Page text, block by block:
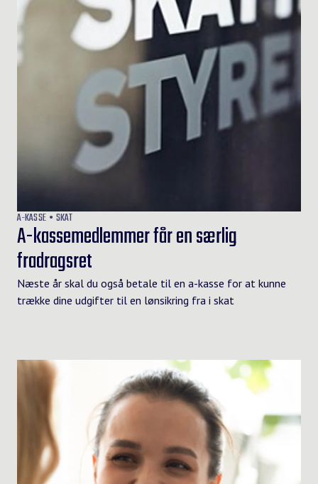
A-KASSE SKAT
A-kassemedlemmer får en særlig
fradragsret
Næste år skal du også betale til en a-kasse for at kunne
trække dine udgifter til en lønsikring fra i skat